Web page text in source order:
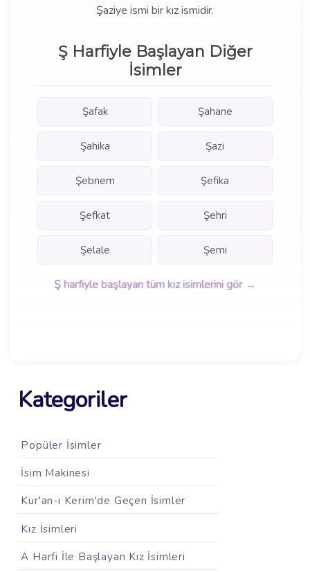
Şaziye ismi bir kız ismidir.
Ş Harfiyle Başlayan Diğer
İsimler
Şafak Şahane
Şahika Şazi
Şebnem Şefika
Şefkat Şehri
Şelale Şemi
Ş harfiyle başlayan tüm kız isimlerini gör →
Kategoriler
Popüler İsimler
İsim Makinesi
Kur'an-ı Kerim'de Geçen İsimler
Kız İsimleri
A Harfi İle Başlayan Kız İsimleri